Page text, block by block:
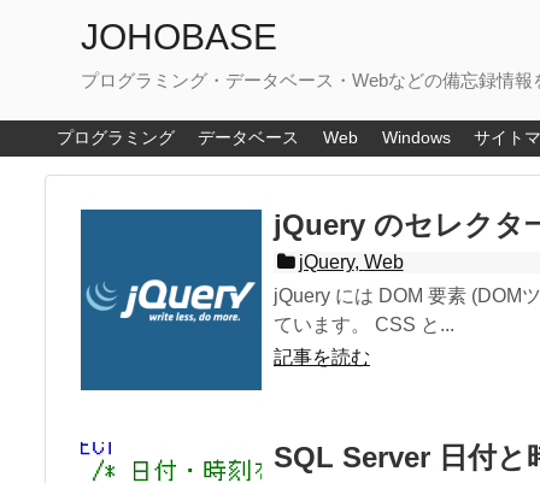
JOHOBASE
プログラミング・データベース・Webなどの備忘録情
プログラミング データベース Web Windows サイト
jQuery のセレクタ
jQuery, Web
jQuery には DOM 要素 (DOM
ています。 CSS と...
記事を読む
SQL Server 日付と